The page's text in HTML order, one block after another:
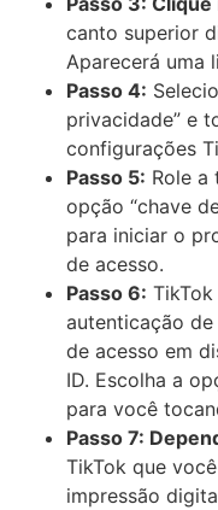
canto superior
Aparecerá uma
Passo 4:
privacidade” e
configurações
Passo 5: Role a
opção “chave
para iniciar o
de acesso.
Passo 6:
autenticação
de acesso em
ID. Escolha a
para você
Passo 7:
TikTok que
impressão